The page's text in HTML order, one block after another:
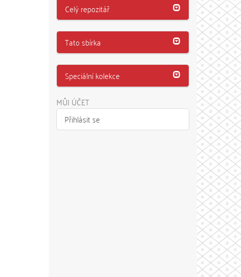
Celý repozitář
Tato sbírka
Speciální kolekce
MŮJ ÚČET
Přihlásit se